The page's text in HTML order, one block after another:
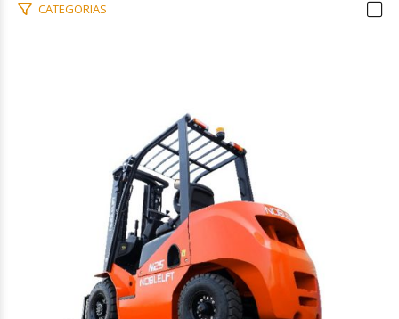
CATEGORIAS